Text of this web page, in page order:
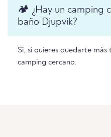
🏕️ ¿Hay un camping
baño Djupvik?
Sí, si quieres quedarte
camping cercano.